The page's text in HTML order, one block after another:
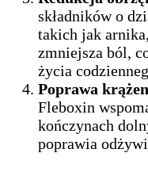
składników o
takich jak
zmniejsza ból,
życia
Poprawa
Fleboxin
kończynach
poprawia